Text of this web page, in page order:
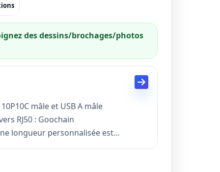
des dessins/brochages/photos
mâle et USB A mâle
RJ50 : Goochain
longueur personnalisée est